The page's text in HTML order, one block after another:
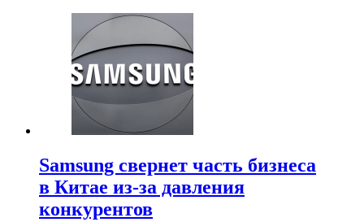
Samsung свернет часть бизнеса
в Китае из-за давления
конкурентов